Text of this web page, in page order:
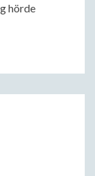
hörde